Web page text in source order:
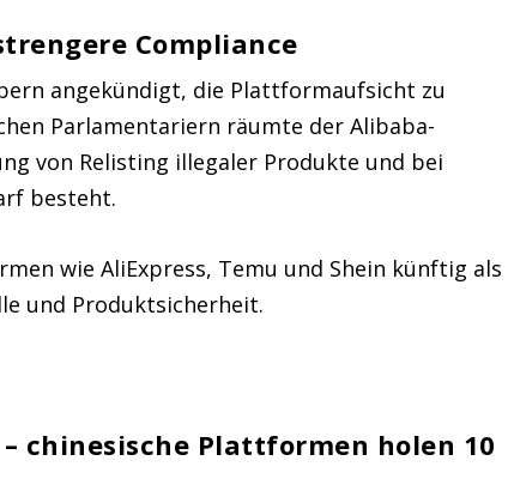
Compliance
angekündigt, die Plattformaufsicht zu
Parlamentariern räumte der Alibaba-
von Relisting illegaler Produkte und bei
besteht.
wie AliExpress, Temu und Shein künftig als
und Produktsicherheit.
chinesische Plattformen holen 10